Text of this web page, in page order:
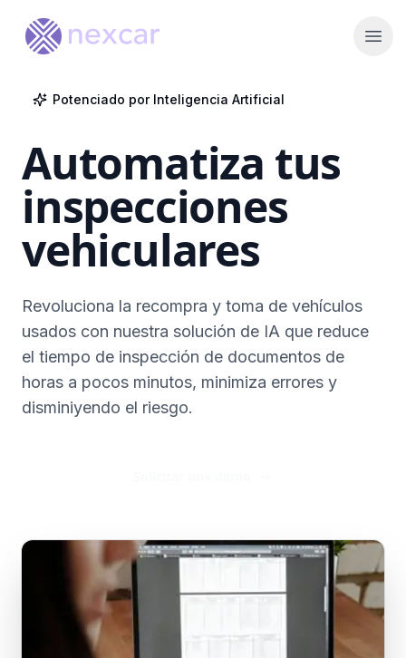
Potenciado por Inteligencia Artificial
Automatiza tus
inspecciones
vehiculares
Revoluciona la recompra y toma de vehículos
usados con nuestra solución de IA que reduce
el tiempo de inspección de documentos de
horas a pocos minutos, minimiza errores y
disminiyendo el riesgo.